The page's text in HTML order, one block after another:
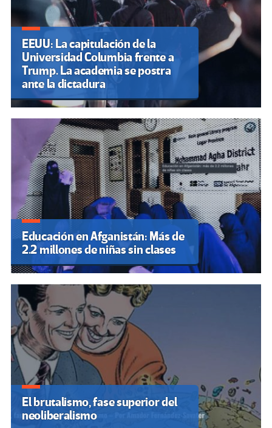
EEUU: La capitulación de la
Universidad Columbia frente a
Trump. La academia se postra
ante la dictadura
Educación en Afganistán: Más de
2.2 millones de niñas sin clases
El brutalismo, fase superior del
neoliberalismo